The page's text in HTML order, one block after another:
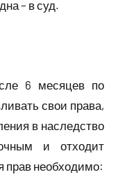
– в суд.
6 месяцев по
свои права,
в наследство
и отходит
прав необходимо: